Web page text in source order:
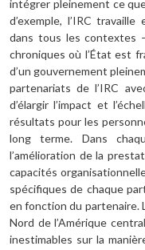
intégrer pleinement ce
d’exemple, l’IRC
dans tous les contextes
chroniques où l’État est
d’un gouvernement
partenariats de l’IRC
d’élargir l’impact et
résultats pour les
long terme. Dans
l’amélioration de la
capacités
spécifiques de chaque
en fonction du partenaire.
Nord de l’Amérique
inestimables sur la